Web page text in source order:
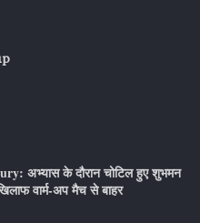
अभ्यास के दौरान चोटिल हुए शुभमन
वार्म-अप मैच से बाहर